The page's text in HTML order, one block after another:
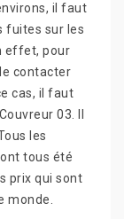
il faut
fuites sur les
effet, pour
contacter
cas, il faut
03. Il
les
tous été
prix qui sont
monde.